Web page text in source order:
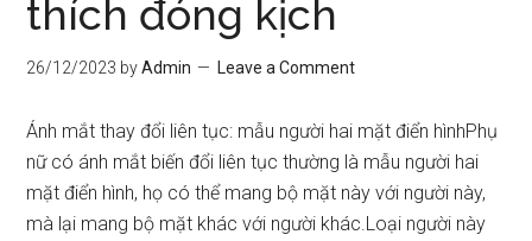
thích đóng kịch
26/12/2023 byAdmin Leave a Comment
Ánh mắt thay đổi liên tục: mẫu người hai mặt điển hìnhPhụ
nữ có ánh mắt biến đổi liên tục thường là mẫu người hai
mặt điển hình, họ có thể mang bộ mặt này với người này,
mà lại mang bộ mặt khác với người khác.Loại người này